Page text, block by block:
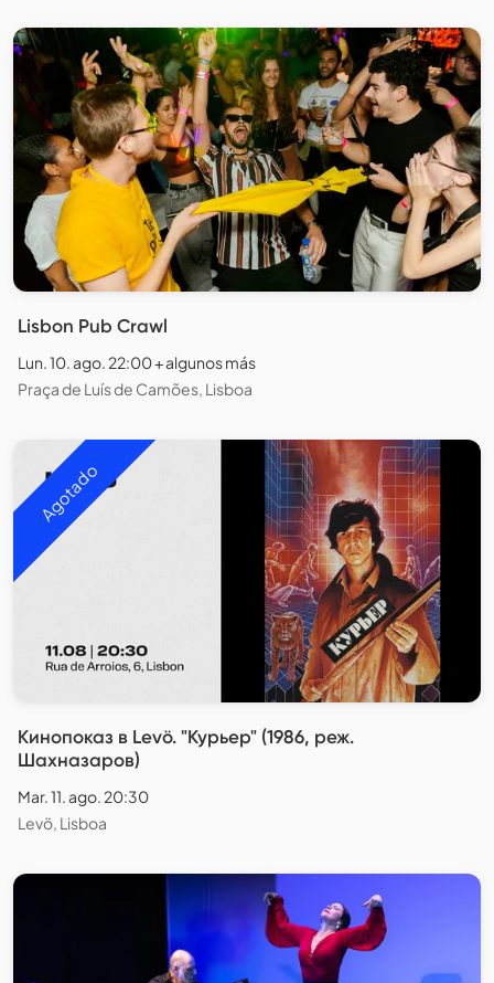
Lisbon Pub Crawl
Lun. 10. ago. 22:00 + algunos más
Praça de Luís de Camões, Lisboa
Agotado
Кинопоказ в Levö. "Курьер" (1986, реж.
Шахназаров)
Mar. 11. ago. 20:30
Levö, Lisboa